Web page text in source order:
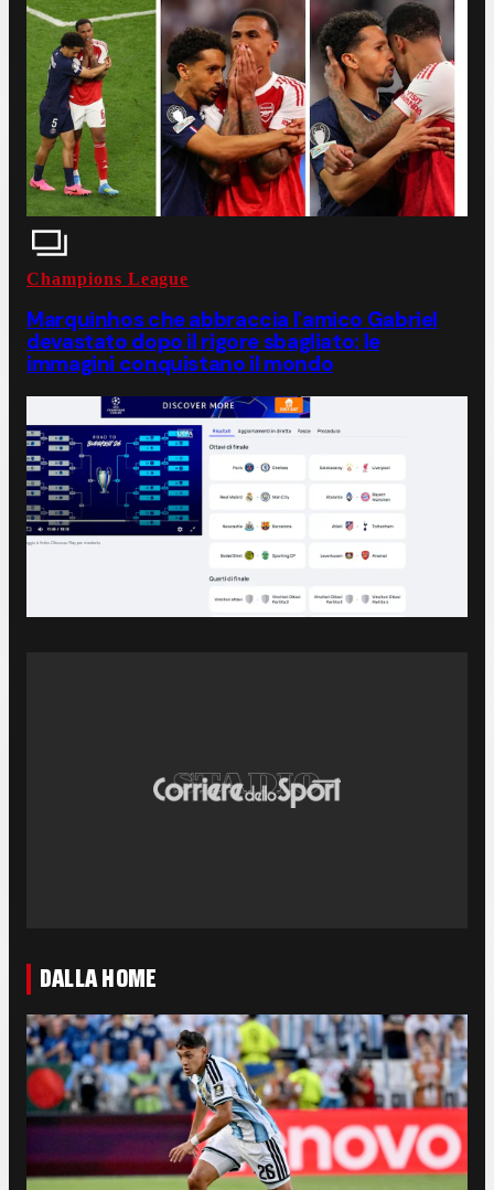
Champions League
Marquinhos che abbraccia l'amico Gabriel
devastato dopo il rigore sbagliato: le
immagini conquistano il mondo
DALLA HOME